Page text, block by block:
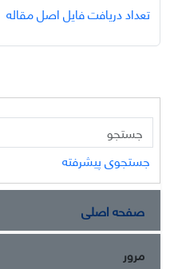
تعداد دریافت فایل اصل مقاله
جستجوی پیشرفته
صفحه اصلی
مرور